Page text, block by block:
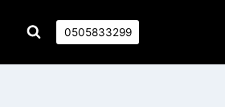
0505833299